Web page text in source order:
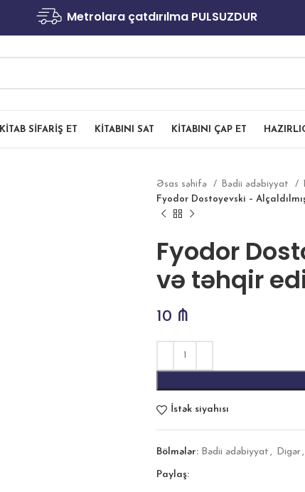
Metrolara çatdırılma PULSUZDUR
KITAB SIFARIŞ ET KITABINI SAT KITABINI ÇAP ET
Əsas səhifə Bədii ədəbiyyat
Fyodor Dostoyevski –
Fyodor
və təhqir
10 ₼
İstək siyahısı
Bölmələr: Bədii ədəbiyyat , Digər ,
Paylaş: